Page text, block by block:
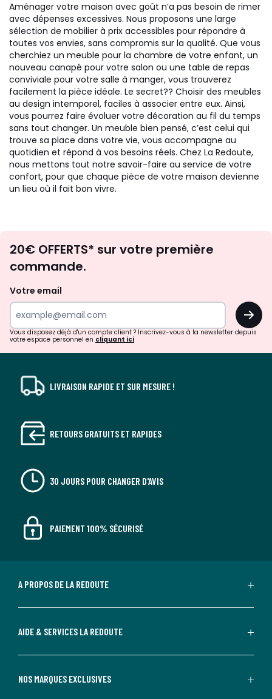
Aménager votre maison avec goût n’a pas besoin de rimer
avec dépenses excessives. Nous proposons une large
sélection de mobilier à prix accessibles pour répondre à
toutes vos envies, sans compromis sur la qualité. Que vous
cherchiez un meuble pour la chambre de votre enfant, un
nouveau canapé pour votre salon ou une table de repas
conviviale pour votre salle à manger, vous trouverez
facilement la pièce idéale. Le secret?? Choisir des meubles
au design intemporel, faciles à associer entre eux. Ainsi,
vous pourrez faire évoluer votre décoration au fil du temps
sans tout changer. Un meuble bien pensé, c’est celui qui
trouve sa place dans votre vie, vous accompagne au
quotidien et répond à vos besoins réels. Chez La Redoute,
nous mettons tout notre savoir-faire au service de votre
confort, pour que chaque pièce de votre maison devienne
un lieu où il fait bon vivre.
d'inspirations
surprises?
20€ OFFERTS* sur votre première
commande.
Votre email
OK
Vous disposez déjà d'un compte client ? Inscrivez-vous à la newsletter depuis
votre espace personnel en cliquant ici
LIVRAISON RAPIDE ET SUR MESURE !
RETOURS GRATUITS ET RAPIDES
30 JOURS POUR CHANGER D'AVIS
PAIEMENT 100% SÉCURISÉ
A PROPOS DE LA REDOUTE
AIDE & SERVICES LA REDOUTE
NOS MARQUES EXCLUSIVES